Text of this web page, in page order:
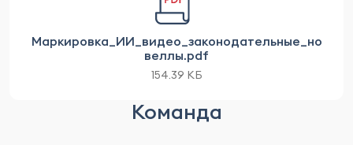
Маркировка_ИИ_видео_законодательные_но
веллы.pdf
154.39 КБ
Команда